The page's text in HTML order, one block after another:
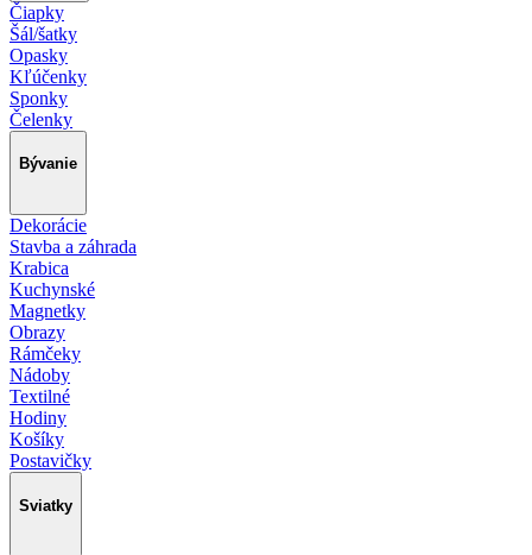
Čiapky
Šál/šatky
Opasky
Kľúčenky
Sponky
Čelenky
Bývanie
Dekorácie
Stavba a záhrada
Krabica
Kuchynské
Magnetky
Obrazy
Rámčeky
Nádoby
Textilné
Hodiny
Košíky
Postavičky
Sviatky